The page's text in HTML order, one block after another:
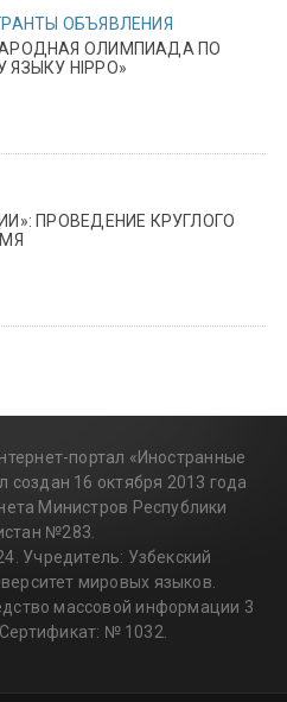
ОБЪЯВЛЕНИЯ
ОЛИМПИАДА ПО
HIPPO»
ПРОВЕДЕНИЕ КРУГЛОГО
портал «Иностранные
создан 16 октября 2013 года
Министров Республики
№283.
Учредитель: Узбекский
мировых языков.
массовой информации 3
№ 1032.